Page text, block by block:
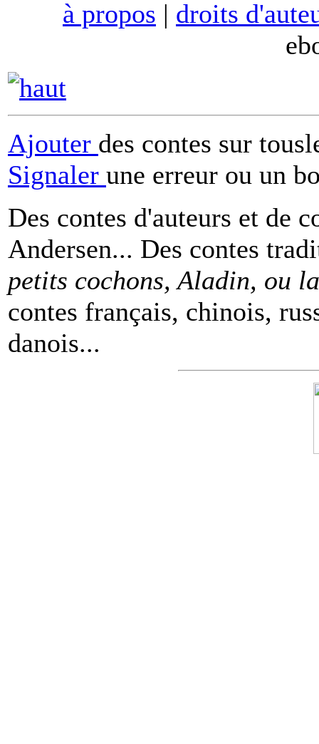
à propos | droits
Ajouter des contes sur
Signaler une erreur ou un
Des contes d'auteurs et de
Andersen... Des contes
petits cochons, Aladin, ou
contes français, chinois,
danois...